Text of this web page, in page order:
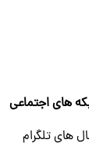
های اجتماعی
های تلگرام